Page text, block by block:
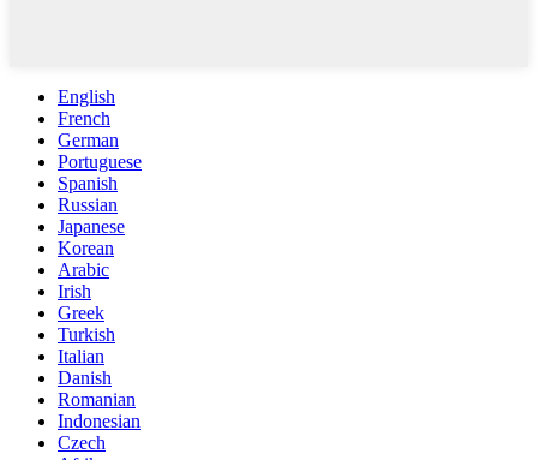
English
French
German
Portuguese
Spanish
Russian
Japanese
Korean
Arabic
Irish
Greek
Turkish
Italian
Danish
Romanian
Indonesian
Czech